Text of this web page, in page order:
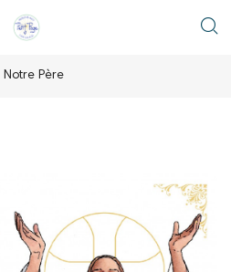
Notre Père